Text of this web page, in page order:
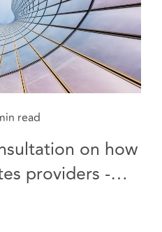
read
on how
providers -